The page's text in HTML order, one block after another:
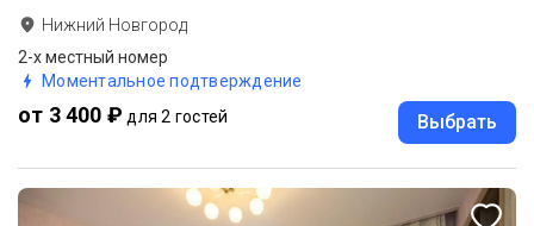
Нижний Новгород
2-х местный номер
Моментальное подтверждение
от 3 400 ₽ для 2 гостей Выбрать